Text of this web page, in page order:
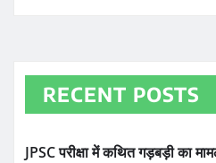
RECENT POSTS
JPSC परीक्षा में कथित गड़बड़ी का